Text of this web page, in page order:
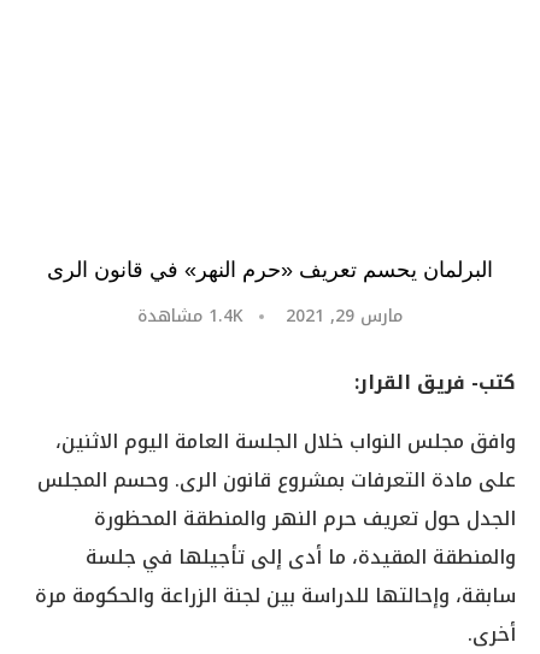
البرلمان يحسم تعريف «حرم النهر» في قانون الرى
مارس 29, 2021 1.4K مشاهدة
كتب- فريق القرار:
وافق مجلس النواب خلال الجلسة العامة اليوم الاثنين،
على مادة التعرفات بمشروع قانون الرى. وحسم المجلس
الجدل حول تعريف حرم النهر والمنطقة المحظورة
والمنطقة المقيدة، ما أدى إلى تأجيلها في جلسة
سابقة، وإحالتها للدراسة بين لجنة الزراعة والحكومة مرة
أخرى.